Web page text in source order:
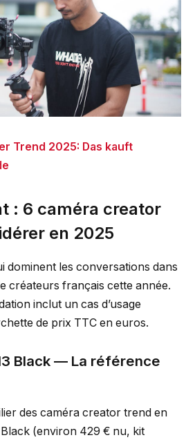
Trend 2025: Das kauft
: 6 caméra creator
en 2025
dominent les conversations dans
créateurs français cette année.
inclut un cas d’usage
de prix TTC en euros.
Black — La référence
des caméra creator trend en
(environ 429 € nu, kit